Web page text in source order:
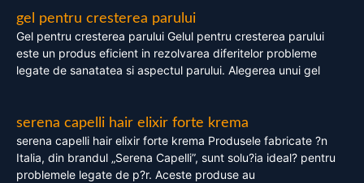
gel pentru cresterea parului
Gel pentru cresterea parului Gelul pentru cresterea parului
este un produs eficient in rezolvarea diferitelor probleme
legate de sanatatea si aspectul parului. Alegerea unui gel
serena capelli hair elixir forte krema
serena capelli hair elixir forte krema Produsele fabricate ?n
Italia, din brandul „Serena Capelli”, sunt solu?ia ideal? pentru
problemele legate de p?r. Aceste produse au